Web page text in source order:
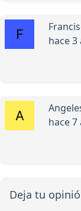
hace 3
hace 7
Deja tu